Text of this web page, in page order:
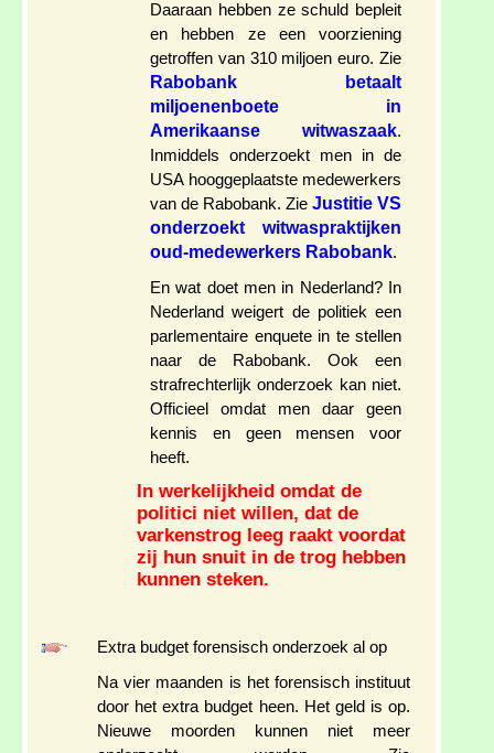
Daaraan hebben ze schuld bepleit
en hebben ze een voorziening
getroffen van 310 miljoen euro. Zie
Rabobank betaalt
miljoenenboete in
Amerikaanse witwaszaak.
Inmiddels onderzoekt men in de
USA hooggeplaatste medewerkers
van de Rabobank. Zie Justitie VS
onderzoekt witwaspraktijken
oud-medewerkers Rabobank.
En wat doet men in Nederland? In
Nederland weigert de politiek een
parlementaire enquete in te stellen
naar de Rabobank. Ook een
strafrechterlijk onderzoek kan niet.
Officieel omdat men daar geen
kennis en geen mensen voor
heeft.
In werkelijkheid omdat de
politici niet willen, dat de
varkenstrog leeg raakt voordat
zij hun snuit in de trog hebben
kunnen steken.
Extra budget forensisch onderzoek al op
Na vier maanden is het forensisch instituut
door het extra budget heen. Het geld is op.
Nieuwe moorden kunnen niet meer